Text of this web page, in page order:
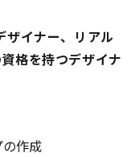
ザイナー、リアル
格を持つデザイナ
作成